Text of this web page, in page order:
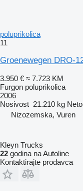
poluprikolica
11
Groenewegen DRO-
3.950 € ≈ 7.723 KM
Furgon poluprikolica
2006
Nosivost 21.210 kg
Nizozemska, Vuren
Kleyn Trucks
22 godina na Autoline
Kontaktirajte prodavca